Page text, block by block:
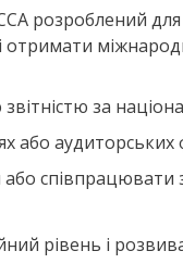
розроблений для
отримати
за
або
співпрацювати
рівень і